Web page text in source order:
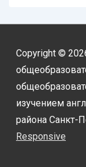
Copyright ©
изучением
района Санкт-
Responsive